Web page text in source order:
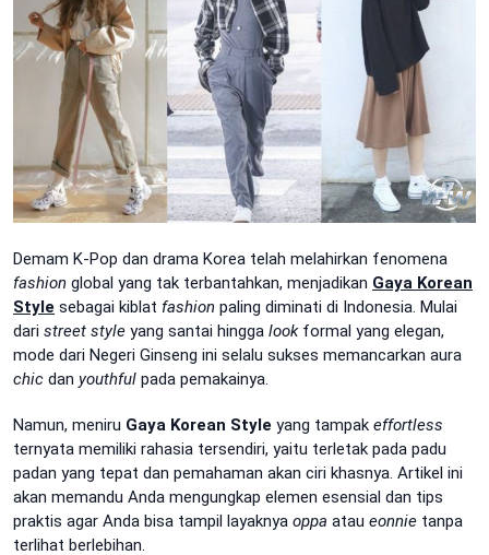
Demam K-Pop dan drama Korea telah melahirkan fenomena
fashion global yang tak terbantahkan, menjadikan Gaya Korean
Style sebagai kiblat fashion paling diminati di Indonesia. Mulai
dari street style yang santai hingga lookformal yang elegan,
mode dari Negeri Ginseng ini selalu sukses memancarkan aura
chic dan youthful pada pemakainya.
Namun, meniru Gaya Korean Style yang tampak effortless
ternyata memiliki rahasia tersendiri, yaitu terletak pada padu
padan yang tepat dan pemahaman akan ciri khasnya. Artikel ini
akan memandu Anda mengungkap elemen esensial dan tips
praktis agar Anda bisa tampil layaknya oppa atau eonnie tanpa
terlihat berlebihan.